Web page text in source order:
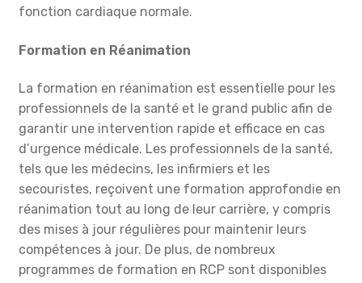
fonction cardiaque normale.
Formation en Réanimation
La formation en réanimation est essentielle pour les
professionnels de la santé et le grand public afin de
garantir une intervention rapide et efficace en cas
d’urgence médicale. Les professionnels de la santé,
tels que les médecins, les infirmiers et les
secouristes, reçoivent une formation approfondie en
réanimation tout au long de leur carrière, y compris
des mises à jour régulières pour maintenir leurs
compétences à jour. De plus, de nombreux
programmes de formation en RCP sont disponibles